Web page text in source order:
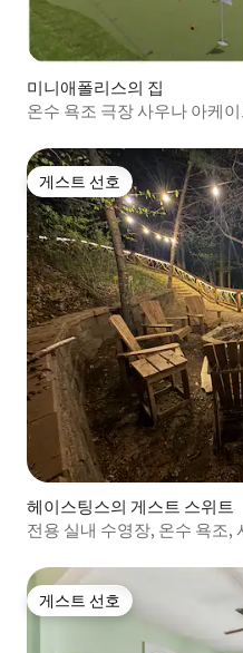
미니애폴리스의 집
온수 욕조 극장 사우나 아케
게스트 선호
게스트 선호
헤이스팅스의 게스트 스위트
전용 실내 수영장, 온수 욕조,
게스트 선호
게스트 선호